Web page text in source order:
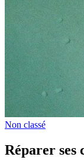
Non classé
Réparer ses